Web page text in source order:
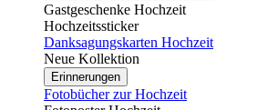
Gastgeschenke Hochzeit
Hochzeitssticker
Danksagungskarten Hochzeit
Neue Kollektion
Erinnerungen
Fotobücher zur Hochzeit